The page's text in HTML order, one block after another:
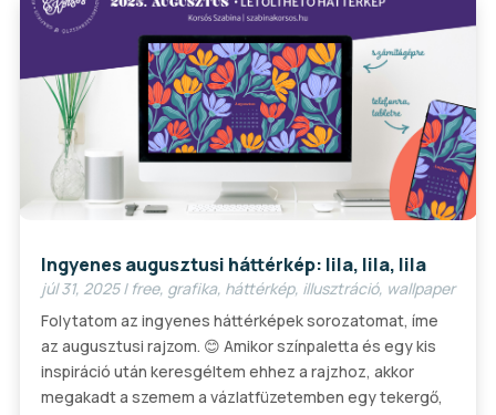
Ingyenes augusztusi háttérkép: lila, lila, lila
júl 31, 2025| free, grafika, háttérkép, illusztráció, wallpaper
Folytatom az ingyenes háttérképek sorozatomat, íme
az augusztusi rajzom. 😊 Amikor színpaletta és egy kis
inspiráció után keresgéltem ehhez a rajzhoz, akkor
megakadt a szemem a vázlatfüzetemben egy tekergő,